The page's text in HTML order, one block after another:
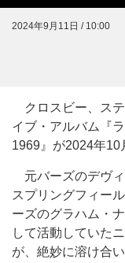
2024年9月11日 / 10:00
クロスビー、ステ
イブ・アルバム『
1969』が2024年10
元バーズのデヴィ
スプリングフィー
ーズのグラハム・
して活動していた
が、絶妙に溶け合